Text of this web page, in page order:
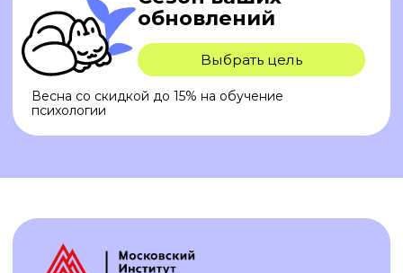
в психотерапии
и психологическом
консультировании,
предложенное Альбертом
и развивается с 1955 года,
в рамках Когнитивно-
в психологии и активно
(1 семестр), 250 ак. часов.